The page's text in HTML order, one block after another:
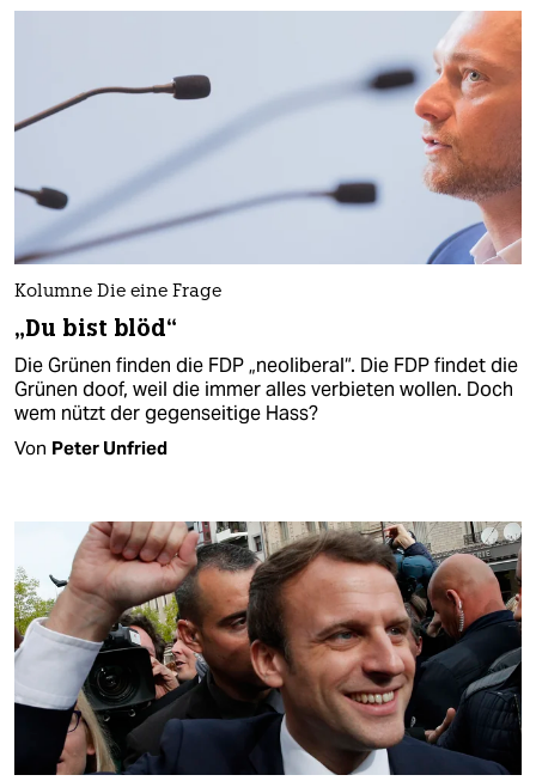
Kolumne Die eine Frage
„Du bist blöd“
Die Grünen finden die FDP „neoliberal“. Die FDP findet die
Grünen doof, weil die immer alles verbieten wollen. Doch
wem nützt der gegenseitige Hass?
Von Peter Unfried